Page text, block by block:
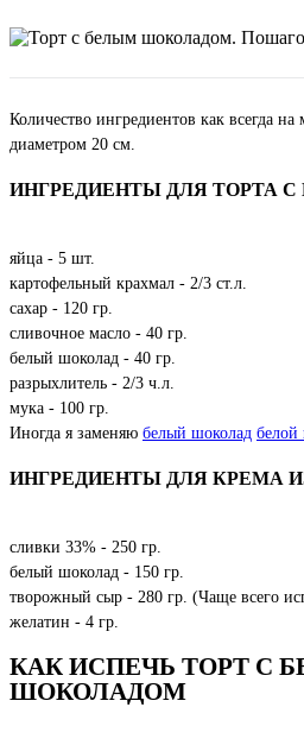
Количество ингредиентов как всегда
диаметром 20 см.
ИНГРЕДИЕНТЫ ДЛЯ ТОРТА
яйца - 5 шт.
картофельный крахмал - 2/3 ст.л.
сахар - 120 гр.
сливочное масло - 40 гр.
белый шоколад - 40 гр.
разрыхлитель - 2/3 ч.л.
мука - 100 гр.
Иногда я заменяю белый шоколад белой
ИНГРЕДИЕНТЫ ДЛЯ КРЕМА
сливки 33% - 250 гр.
белый шоколад - 150 гр.
творожный сыр - 280 гр. (Чаще всего
желатин - 4 гр.
КАК ИСПЕЧЬ ТОРТ С
ШОКОЛАДОМ